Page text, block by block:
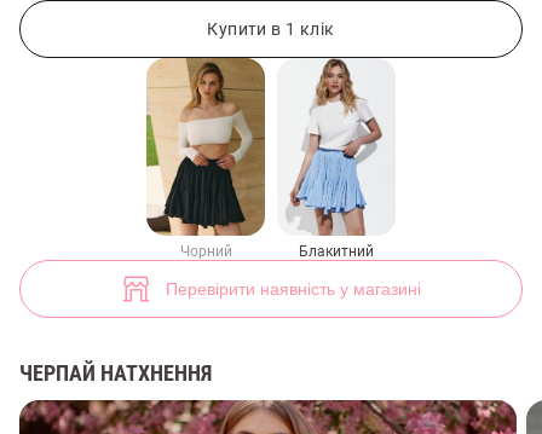
Купити в 1 клік
Чорний Блакитний
Перевірити наявність у магазині
ЧЕРПАЙ НАТХНЕННЯ
Блакитна спідниця міні з клинами (арт. 46777) ♡ інтернет-магазин